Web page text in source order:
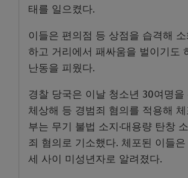
태를 일으켰다.
이들은 편의점 등 상점을 습격해
하고 거리에서 패싸움을 벌이기도
난동을 피웠다.
경찰 당국은 이날 청소년 30여명을
체상해 등 경범죄 혐의를 적용해
부는 무기 불법 소지·대용량 탄창
죄 혐의로 기소했다. 체포된 이들은
세 사이 미성년자로 알려졌다.